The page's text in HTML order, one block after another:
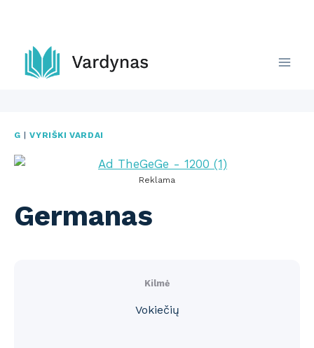
content
G |VYRIŠKI VARDAI
Reklama
Germanas
Kilmė
Vokiečių